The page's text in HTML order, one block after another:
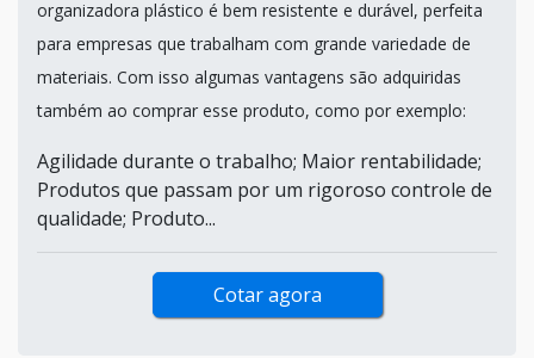
organizadora plástico é bem resistente e durável, perfeita
para empresas que trabalham com grande variedade de
materiais. Com isso algumas vantagens são adquiridas
também ao comprar esse produto, como por exemplo:
Agilidade durante o trabalho; Maior rentabilidade;
Produtos que passam por um rigoroso controle de
qualidade; Produto...
Cotar agora